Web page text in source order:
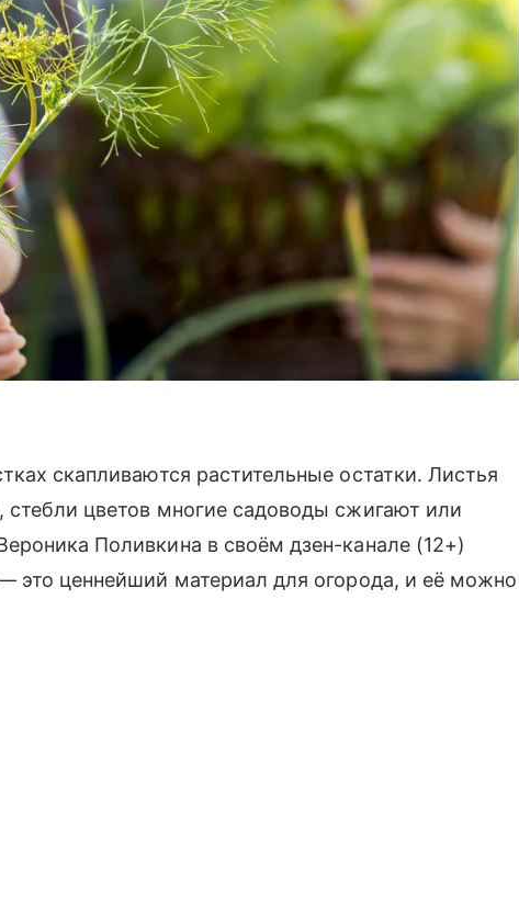
скапливаются растительные остатки. Листья
цветов многие садоводы сжигают или
Поливкина в своём дзен-канале (12+)
это ценнейший материал для огорода, и её можно